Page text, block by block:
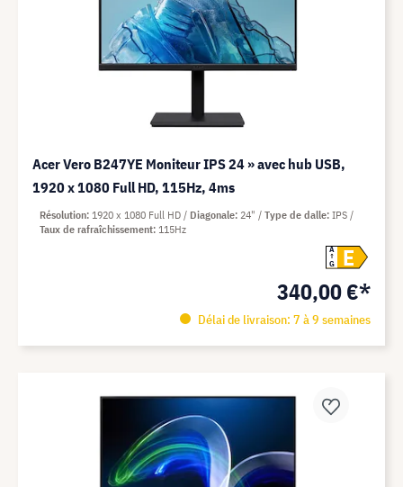
Acer Vero B247YE Moniteur IPS 24 » avec hub USB,
1920 x 1080 Full HD, 115Hz, 4ms
A
G
E
340,00 €*
Délai de livraison: 7 à 9 semaines
Résolution 1920 x 1080 Full HD Diagonale 24" Type de dalle IPS
Taux de rafraîchissement 115Hz